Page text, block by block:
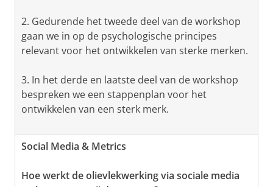
2. Gedurende het tweede deel van de workshop
gaan we in op de psychologische principes
relevant voor het ontwikkelen van sterke merken.
3. In het derde en laatste deel van de workshop
bespreken we een stappenplan voor het
ontwikkelen van een sterk merk.
Social Media & Metrics
Hoe werkt de olievlekwerking via sociale media